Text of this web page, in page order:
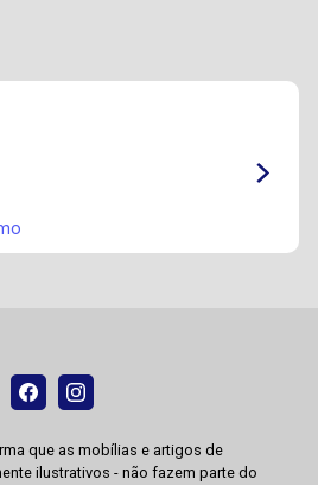
que as mobílias e artigos de
ilustrativos - não fazem parte do